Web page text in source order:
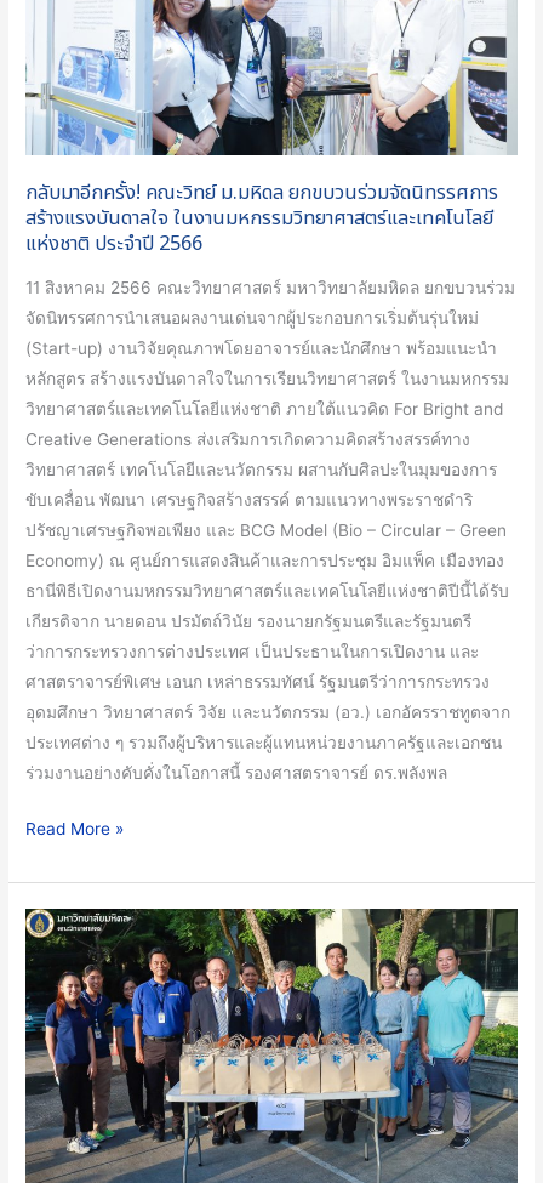
Techsauce
Global
Summit
2023
กลับมาอีกครั้ง! คณะวิทย์ ม.มหิดล ยกขบวนร่วมจัดนิทรรศการ
สร้างแรงบันดาลใจ ในงานมหกรรมวิทยาศาสตร์และเทคโนโลยี
แห่งชาติ ประจำปี 2566
11 สิงหาคม 2566 คณะวิทยาศาสตร์ มหาวิทยาลัยมหิดล ยกขบวนร่วม
จัดนิทรรศการนำเสนอผลงานเด่นจากผู้ประกอบการเริ่มต้นรุ่นใหม่
(Start-up) งานวิจัยคุณภาพโดยอาจารย์และนักศึกษา พร้อมแนะนำ
หลักสูตร สร้างแรงบันดาลใจในการเรียนวิทยาศาสตร์ ในงานมหกรรม
วิทยาศาสตร์และเทคโนโลยีแห่งชาติ ภายใต้แนวคิด For Bright and
Creative Generations ส่งเสริมการเกิดความคิดสร้างสรรค์ทาง
วิทยาศาสตร์ เทคโนโลยีและนวัตกรรม ผสานกับศิลปะในมุมของการ
ขับเคลื่อน พัฒนา เศรษฐกิจสร้างสรรค์ ตามแนวทางพระราชดำริ
ปรัชญาเศรษฐกิจพอเพียง และ BCG Model (Bio – Circular – Green
Economy) ณ ศูนย์การแสดงสินค้าและการประชุม อิมแพ็ค เมืองทอง
ธานีพิธีเปิดงานมหกรรมวิทยาศาสตร์และเทคโนโลยีแห่งชาติปีนี้ได้รับ
เกียรติจาก นายดอน ปรมัตถ์วินัย รองนายกรัฐมนตรีและรัฐมนตรี
ว่าการกระทรวงการต่างประเทศ เป็นประธานในการเปิดงาน และ
ศาสตราจารย์พิเศษ เอนก เหล่าธรรมทัศน์ รัฐมนตรีว่าการกระทรวง
อุดมศึกษา วิทยาศาสตร์ วิจัย และนวัตกรรม (อว.) เอกอัครราชทูตจาก
ประเทศต่าง ๆ รวมถึงผู้บริหารและผู้แทนหน่วยงานภาครัฐและเอกชน
ร่วมงานอย่างคับคั่งในโอกาสนี้ รองศาสตราจารย์ ดร.พลังพล
ม.มหิดล
ยก
ขบวน
จัด
นิทรรศการ
สร้าง
แรง
บันดาล
ใจ
ใน
งาน
มหกรรม
วิทยาศาสตร์
และ
เทคโนโลยี
แห่ง
ชาติ
ประจำ
ปี
2566
Read More »
คณะ
วิทยาศาสตร์
มหาวิทยาลัย
มหิดล
ร่วม
งาน
เฉลิมพระเกียรติ
เนื่อง
ใน